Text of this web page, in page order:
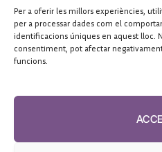
Per a oferir les millors experiències,
per a processar dades com el
identificacions úniques en aquest lloc.
consentiment, pot afectar
funcions.
FUNDACIÓ